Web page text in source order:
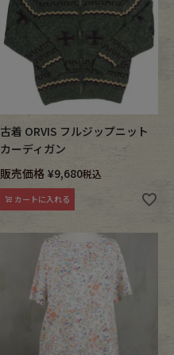
古着 ORVIS フルジップニット
カーディガン
販売価格 ¥9,680税込
カートに入れる